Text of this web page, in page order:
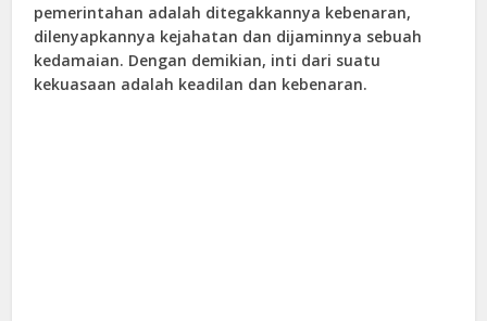
pemerintahan adalah ditegakkannya kebenaran,
dilenyapkannya kejahatan dan dijaminnya sebuah
kedamaian. Dengan demikian, inti dari suatu
kekuasaan adalah keadilan dan kebenaran.